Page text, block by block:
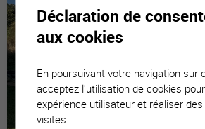
Déclaration de
aux cookies
En poursuivant votre navigation sur
acceptez l'utilisation de cookies
expérience utilisateur et réaliser
visites.